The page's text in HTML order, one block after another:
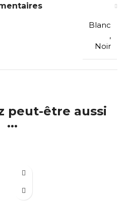
Blanc
,
Noir
peut-être aussi
...